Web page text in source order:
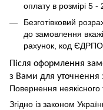
оплату в розмірі 5 -
Безготівковий
до замовлення
рахунок, код
Після оформлення
з Вами для уточнення
Повернення неякісного
Згідно із законом